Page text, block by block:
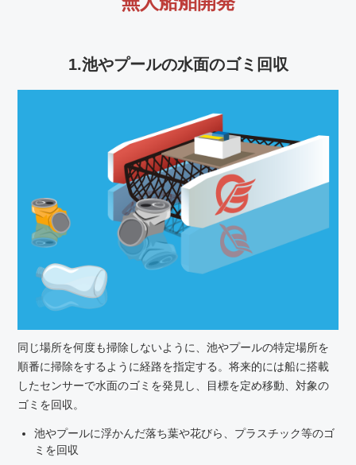
1.池やプールの水面のゴミ回収
同じ場所を何度も掃除しないように、池やプールの特定場所を
順番に掃除をするように経路を指定する。将来的には船に搭載
したセンサーで水面のゴミを発見し、目標を定め移動、対象の
ゴミを回収。
池やプールに浮かんだ落ち葉や花びら、プラスチック等のゴ
ミを回収